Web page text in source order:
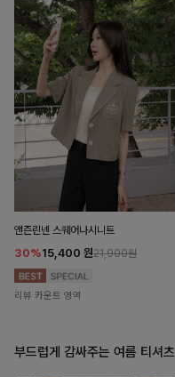
앤즌린넨 스퀘어나시니트
30%15,400 원21,900원
리뷰 카운트 영역
부드럽게 감싸주는 여름 티셔츠